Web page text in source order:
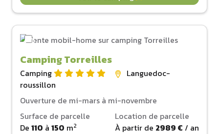
Camping Torreilles
Camping
Languedoc-
roussillon
Ouverture de mi-mars à mi-novembre
Surface de parcelle
De 110 à 150 m2
Location de parcelle
À partir de 2989 € / an